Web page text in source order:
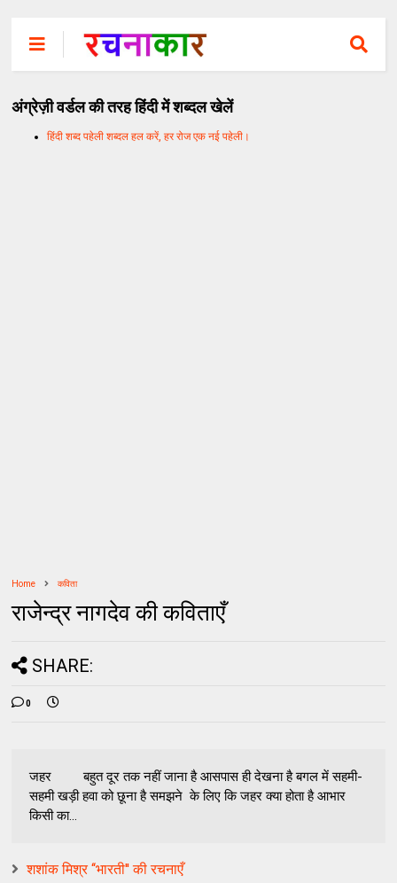
अंग्रेज़ी वर्डल की तरह हिंदी में शब्दल खेलें
हिंदी शब्द पहेली शब्दल हल करें, हर रोज एक नई पहेली।
Home कविता
राजेन्द्र नागदेव की कविताएँ
SHARE:
0
जहर बहुत दूर तक नहीं जाना है आसपास ही देखना है बगल में सहमी-
सहमी खड़ी हवा को छूना है समझने के लिए कि जहर क्या होता है आभार
किसी का...
शशांक मिश्र ‘‘भारती'' की रचनाएँ